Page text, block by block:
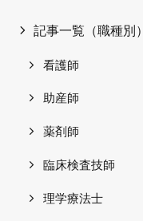
記事一覧（職種別）
看護師
助産師
薬剤師
臨床検査技師
理学療法士